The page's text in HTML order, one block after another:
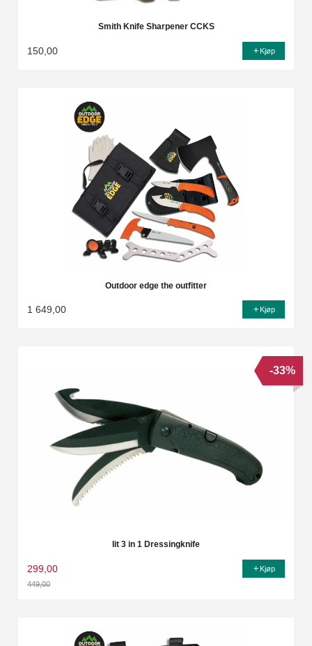
Smith Knife Sharpener CCKS
150,00 Kjøp
Outdoor edge the outfitter
1 649,00 Kjøp
Iit 3 in 1 Dressingknife
299,00
449,00
-33%
Kjøp